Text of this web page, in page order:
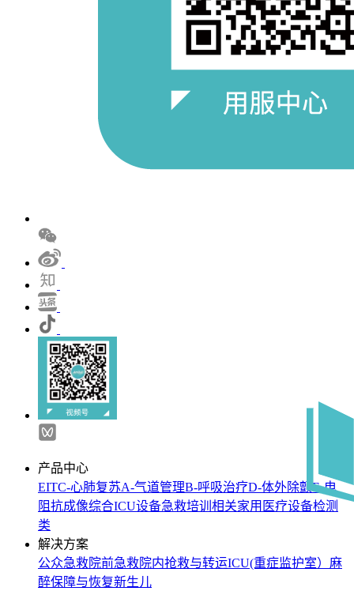
产品中心
EITC-心肺复苏A-气道管理B-呼吸治疗D-体外除颤 E-电
阻抗成像综合ICU设备急救培训相关家用医疗设备检测
类
解决方案
公众急救院前急救院内抢救与转运ICU(重症监护室） 麻
醉保障与恢复新生儿